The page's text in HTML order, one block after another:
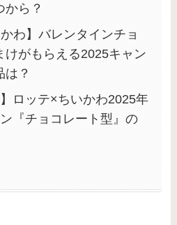
から？
わ】バレンタインチョ
けがもらえる2025キャン
は？
】ロッテ×ちいかわ2025年
『チョコレート型』の